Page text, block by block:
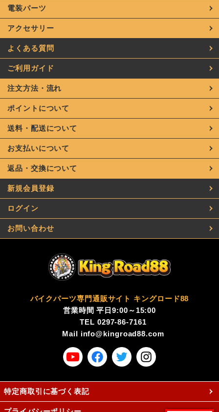
電装パーツ
アクセサリー
よくある質問
ご利用ガイド
注文方法・流れ
ポイントについて
送料・配送について
お支払いについて
返品・交換について
新規会員登録
ログイン
お問い合わせ
バイクパーツ専門通販サイト キングロード88
営業時間 平日9:00～15:00
TEL 0297-86-7161
Mail info@kingroad88.com
特定商取引に基づく表記